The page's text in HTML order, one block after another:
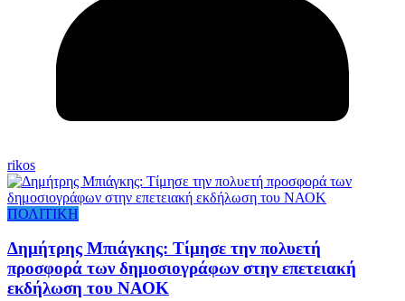
rikos
ΠΟΛΙΤΙΚΗ
Δημήτρης Μπιάγκης: Τίμησε την πολυετή
προσφορά των δημοσιογράφων στην επετειακή
εκδήλωση του ΝΑΟΚ